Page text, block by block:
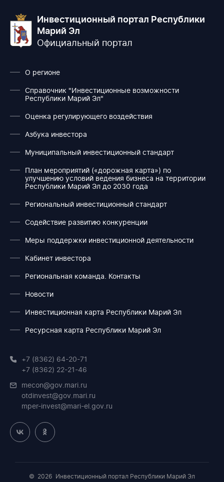
Инвестиционный портал Республики
Марий Эл
Официальный портал
О регионе
Справочник "Инвестиционные возможности
Республики Марий Эл"
Оценка регулирующего воздействия
Азбука инвестора
Муниципальный инвестиционный стандарт
План мероприятий («дорожная карта») по
улучшению условий ведения бизнеса на территории
Республики Марий Эл до 2030 года
Региональный инвестиционный стандарт
Содействие развитию конкуренции
Меры поддержки инвестиционной деятельности
Кабинет инвестора
Региональная команда. Контакты
Новости
Инвестиционная карта Республики Марий Эл
Ресурсная карта Республики Марий Эл
+7 (8362) 64-20-71
+7 (8362) 22-21-46
mecon@gov.mari.ru
otdinvest@gov.mari.ru
mper-invest@mari-el.gov.ru
© 2026 Инвестиционный портал Республики Марий Эл